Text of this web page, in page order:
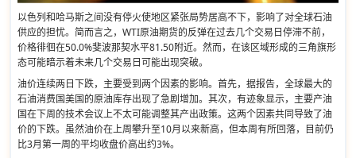
以色列和哈马斯之间没有停火使地区紧张局势居高不下，影响了对全球石油
供应的担忧。简而言之，WTI原油期货的反弹在过去几个交易日停滞不前，
价格徘徊在50.0%斐波那契水平81.50附近。然而，在该区域形成的三角旗形
态可能暗示着未来几个交易日可能出现突破。
油价连续两日下跌，主要受到两个因素的影响。首先，据报告，全球最大的
石油消费国美国的原油库存出现了急剧增加。其次，有迹象显示，主要产油
国在下周的技术会议上不太可能调整其产出政策。这两个因素共同导致了油
价的下跌。虽然油价在上周攀升至10月以来新高，但本周有所回落，目前仍
比3月第一周的平均收盘价高出约3%。